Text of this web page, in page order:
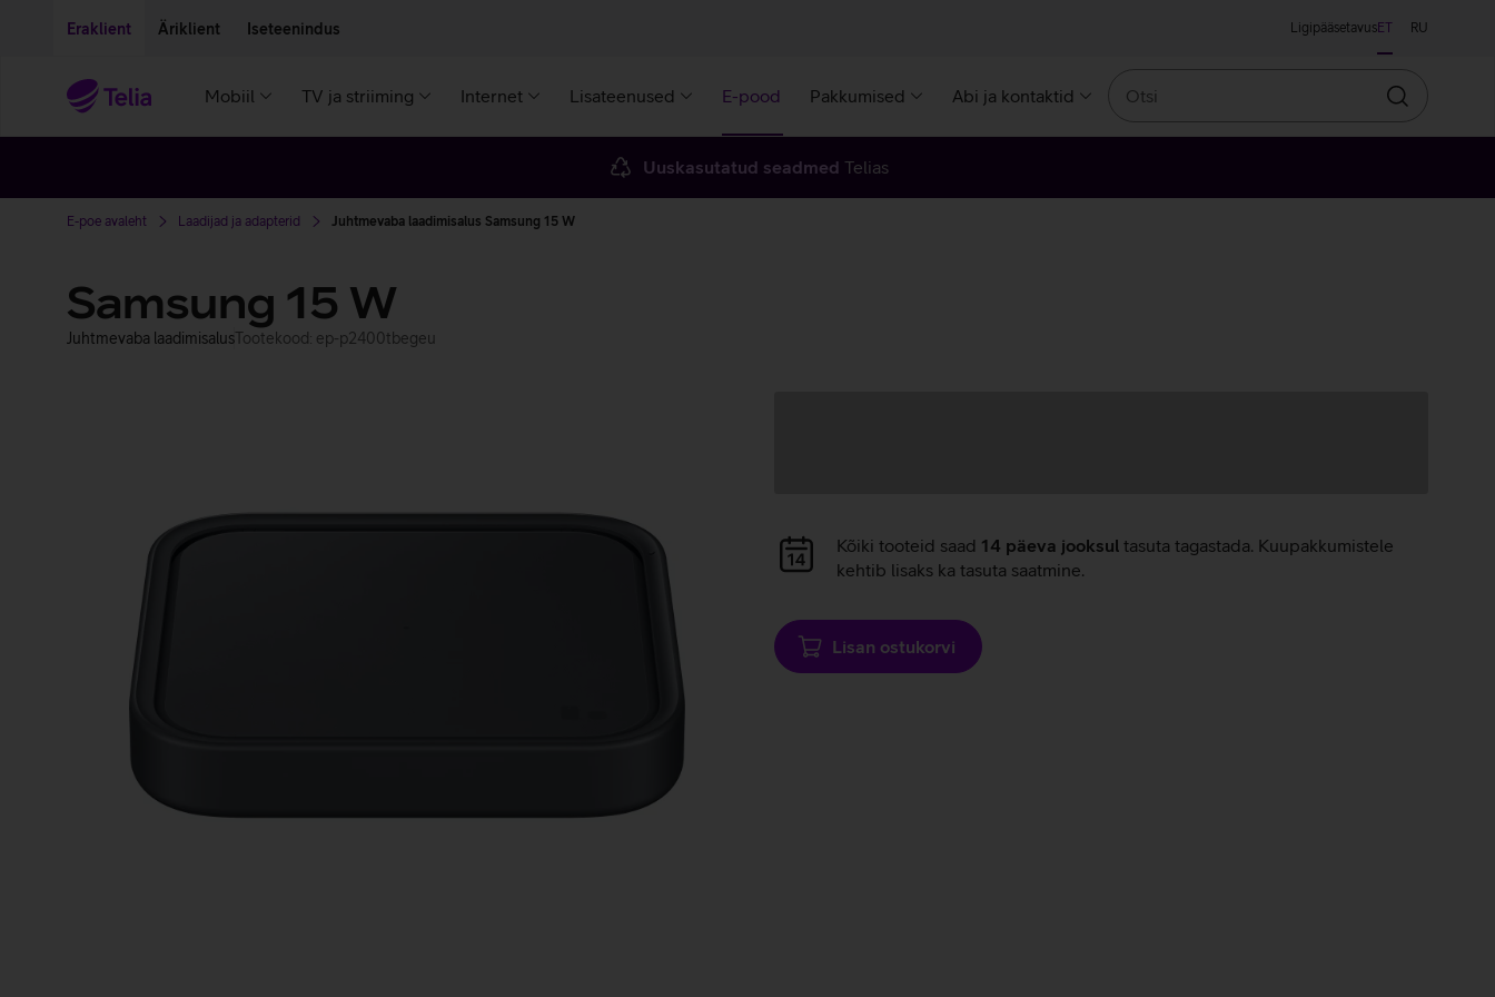
Eraklient Äriklient Iseteenindus LigipääsetavusET RU
Mobiil TV ja striiming Internet Lisateenused E-pood Pakkumised Abi ja kontaktid
Otsin
Uuskasutatud seadmed Telias
E-poe avaleht Laadijad ja adapterid Juhtmevaba laadimisalus Samsung 15 W
Samsung 15 W
Juhtmevaba laadimisalusTootekood: ep-p2400tbegeu
Andmete
laadimine
Kõiki tooteid saad 14 päeva jooksul tasuta tagastada. Kuupakkumistele
kehtib lisaks ka tasuta saatmine.
Lisan ostukorvi